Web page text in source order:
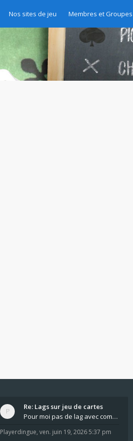
Nos sites de jeu Membres et Groupes
Re: Lags sur jeu de cartes
Pour moi pas de lag avec comme navigateur Chrome
Playerdingue, ven. juin 19, 2026 5:37 pm